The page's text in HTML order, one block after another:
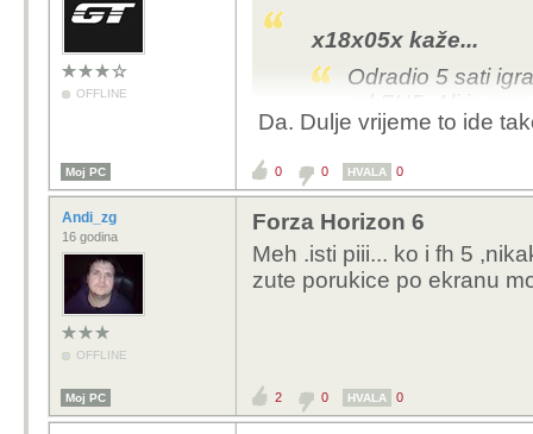
OFFLINE
x18x05x kaže...
Odradio 5 sati
od FH5. Ali je
baš.
Kaj si promijenil
noci.
Da. Dulje vrijeme to ide
Moj PC 0 0 HVALA 0
Andi_zg
16 godina
OFFLINE
Forza Horizon 6
Meh .isti piii... ko i fh 5
zute porukice po ekranu
Moj PC 2 0 HVALA 0